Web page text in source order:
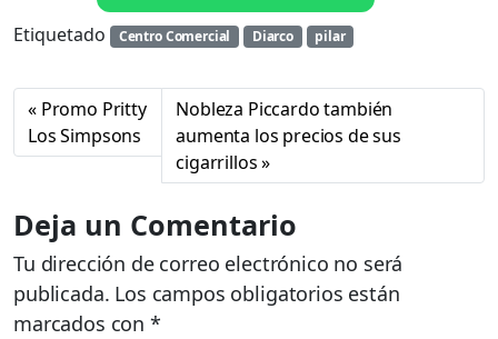
Etiquetado Centro Comercial Diarco pilar
Promo Pritty
Los Simpsons
Nobleza Piccardo también
aumenta los precios de sus
cigarrillos
Deja un Comentario
Tu dirección de correo electrónico no será
publicada. Los campos obligatorios están
marcados con *